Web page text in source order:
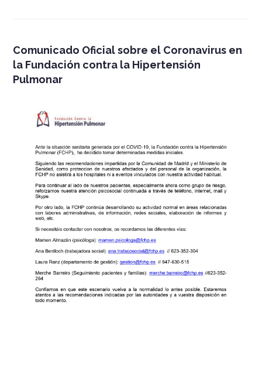
Comunicado Oficial sobre el Coronavirus en
la Fundación contra la Hipertensión
Pulmonar